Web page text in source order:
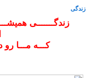
زندگی
زندگـــــــی
کـــه مـــا رو